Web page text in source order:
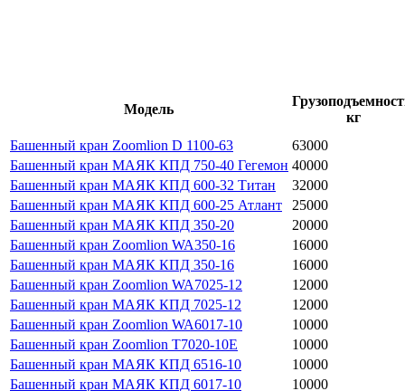
Модель
кг
Башенный кран Zoomlion D 1100-63
63000
Башенный кран МАЯК КПД 750-40 Гегемон 40000
Башенный кран МАЯК КПД 600-32 Титан
32000
Башенный кран МАЯК КПД 600-25 Атлант
25000
Башенный кран МАЯК КПД 350-20
20000
Башенный кран Zoomlion WA350-16
16000
Башенный кран МАЯК КПД 350-16
16000
Башенный кран Zoomlion WA7025-12
12000
Башенный кран МАЯК КПД 7025-12
12000
Башенный кран Zoomlion WA6017-10
10000
Башенный кран Zoomlion T7020-10E
10000
Башенный кран МАЯК КПД 6516-10
10000
Башенный кран МАЯК КПД 6017-10
10000